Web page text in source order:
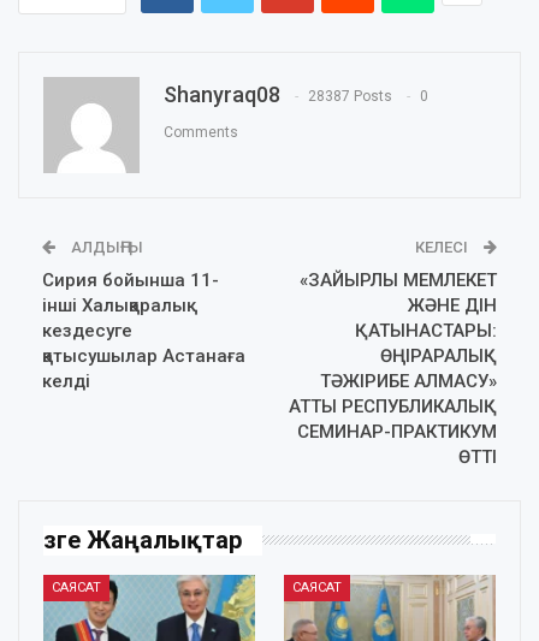
Shanyraq08 28387 Posts 0
Comments
АЛДЫҢҒЫ
Сирия бойынша 11-
інші Халықаралық
кездесуге
қатысушылар Астанаға
келді
КЕЛЕСІ
«ЗАЙЫРЛЫ МЕМЛЕКЕТ
ЖӘНЕ ДІН
ҚАТЫНАСТАРЫ:
ӨҢІРАРАЛЫҚ
ТӘЖІРИБЕ АЛМАСУ»
АТТЫ РЕСПУБЛИКАЛЫҚ
СЕМИНАР-ПРАКТИКУМ
ӨТТІ
Өзге Жаңалықтар
САЯСАТ САЯСАТ